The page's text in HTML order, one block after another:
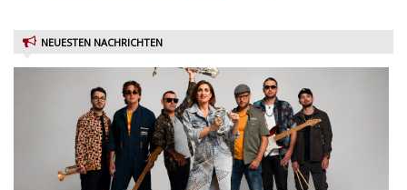
NEUESTEN NACHRICHTEN